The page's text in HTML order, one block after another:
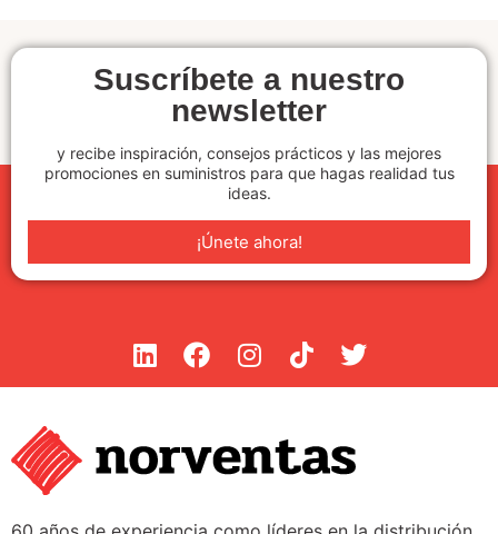
Suscríbete a nuestro
newsletter
y recibe inspiración, consejos prácticos y las mejores
promociones en suministros para que hagas realidad tus
ideas.
¡Únete ahora!